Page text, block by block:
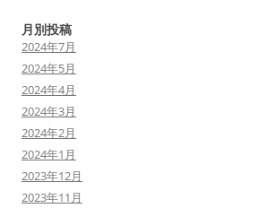
月別投稿
2024年7月
2024年5月
2024年4月
2024年3月
2024年2月
2024年1月
2023年12月
2023年11月